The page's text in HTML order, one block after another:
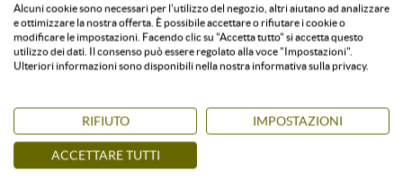
Alcuni cookie sono necessari per l'utilizzo del negozio, altri aiutano ad analizzare
e ottimizzare la nostra offerta. È possibile accettare o rifiutare i cookie o
modificare le impostazioni. Facendo clic su "Accetta tutto" si accetta questo
utilizzo dei dati. Il consenso può essere regolato alla voce "Impostazioni".
Ulteriori informazioni sono disponibili nella nostra informativa sulla privacy.
RIFIUTO IMPOSTAZIONI
ACCETTARE TUTTI